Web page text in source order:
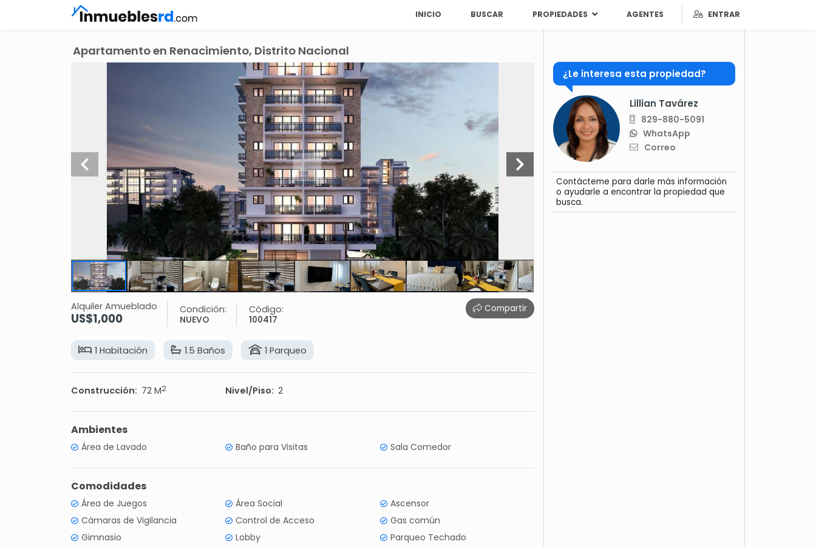
INICIO BUSCAR PROPIEDADES AGENTES ENTRAR
Apartamento en Renacimiento, Distrito Nacional
Alquiler Amueblado
US$1,000
Condición:
NUEVO
Código:
100417
Compartir
1 Habitación 1.5 Baños 1 Parqueo
Construcción: 72 M2 Nivel/Piso: 2
Ambientes
Área de Lavado Baño para Visitas Sala Comedor
Comodidades
Área de Juegos Área Social
Ascensor
Cámaras de Vigilancia
Control de Acceso
Gas común
Gimnasio
Lobby
Parqueo Techado
¿Le interesa esta propiedad?
Lillian Tavárez
829-880-5091
WhatsApp
Correo
Contácteme para darle más información
o ayudarle a encontrar la propiedad que
busca.